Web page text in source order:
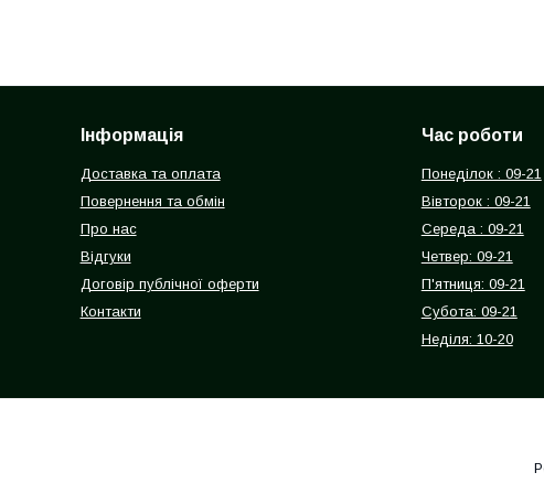
Інформація
Доставка та оплата
Повернення та обмін
Про нас
Відгуки
Договір публічної оферти
Контакти
Час роботи
Понеділок : 09-21
Вівторок : 09-21
Середа : 09-21
Четвер: 09-21
П'ятниця: 09-21
Субота: 09-21
Неділя: 10-20